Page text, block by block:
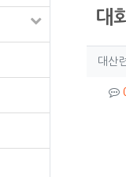
대
작
대산련
컨